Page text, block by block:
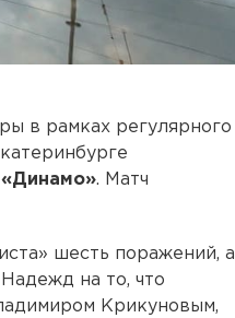
в рамках регулярного
«Динамо». Матч
шесть поражений, а
на то, что
Крикуновым,